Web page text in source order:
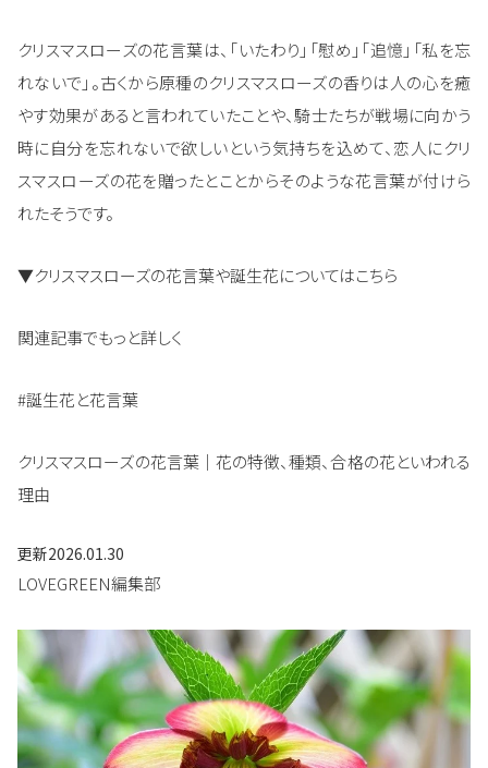
クリスマスローズの花言葉は、「いたわり」「慰め」「追憶」「私を忘
れないで」。古くから原種のクリスマスローズの香りは人の心を癒
やす効果があると言われていたことや、騎士たちが戦場に向かう
時に自分を忘れないで欲しいという気持ちを込めて、恋人にクリ
スマスローズの花を贈ったとことからそのような花言葉が付けら
れたそうです。
▼クリスマスローズの花言葉や誕生花についてはこちら
関連記事でもっと詳しく
#誕生花と花言葉
クリスマスローズの花言葉｜花の特徴、種類、合格の花といわれる
理由
更新2026.01.30
LOVEGREEN編集部